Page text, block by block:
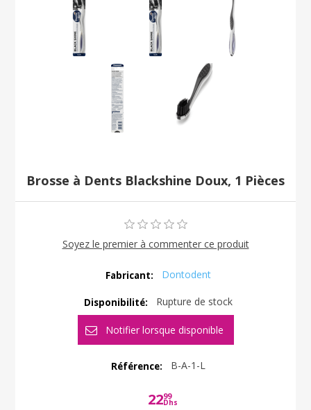
Brosse à Dents Blackshine Doux, 1 Pièces
Soyez le premier à commenter ce produit
Fabricant: Dontodent
Disponibilité: Rupture de stock
Référence: B-A-1-L
2299
Dhs